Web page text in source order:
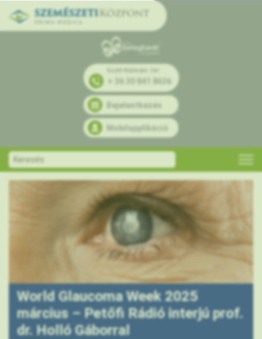
+ 36 30 841 8636
Bejelentkezés
Mobilapplikáció
World Glaucoma Week 2025
március – Petőfi Rádió interjú prof.
dr. Holló Gáborral